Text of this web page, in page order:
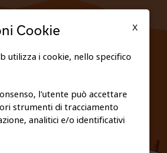
E COOKIE POLICY
X
Cookie
utilizza i cookie, nello specifico
l'utente può accettare
strumenti di tracciamento
analitici e/o identificativi